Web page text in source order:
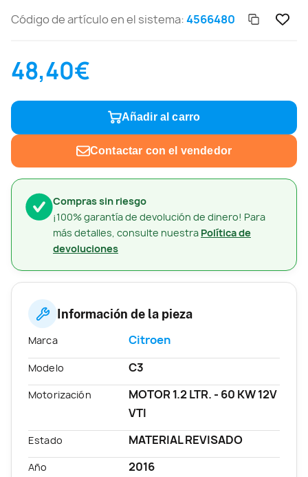
Compras sin riesgo
¡100% garantía de devolución de dinero! Para
más detalles, consulte nuestra Política de
devoluciones
Código de artículo en el sistema:4566480
48,40€
Añadir al carro
Contactar con el vendedor
Información de la pieza
Marca Citroen
Modelo C3
Motorización
MOTOR 1.2 LTR. - 60 KW 12V
VTI
Estado MATERIAL REVISADO
Año 2016